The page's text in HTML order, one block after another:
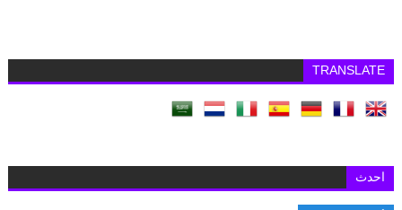
TRANSLATE
احدث